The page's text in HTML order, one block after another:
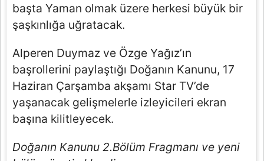
başta Yaman olmak üzere herkesi büyük bir
şaşkınlığa uğratacak.
Alperen Duymaz ve Özge Yağız’ın
başrollerini paylaştığı Doğanın Kanunu, 17
Haziran Çarşamba akşamı Star TV’de
yaşanacak gelişmelerle izleyicileri ekran
başına kilitleyecek.
Doğanın Kanunu 2.Bölüm Fragmanı ve yeni